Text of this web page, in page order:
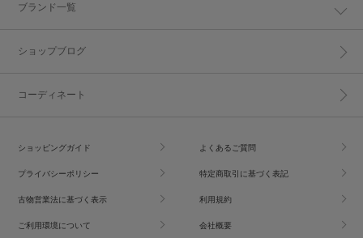
ブランド一覧
ショップブログ
コーディネート
ショッピングガイド よくあるご質問
プライバシーポリシー 特定商取引に基づく表記
古物営業法に基づく表示 利用規約
ご利用環境について 会社概要